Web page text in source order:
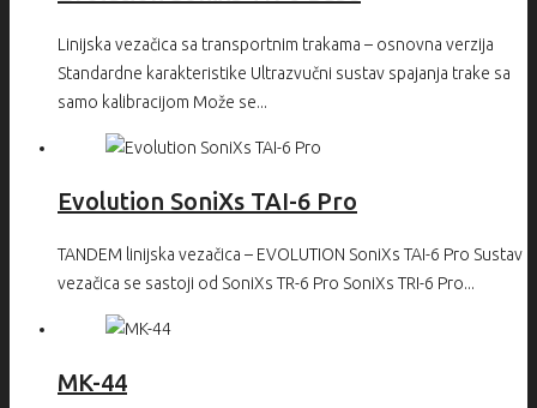
Linijska vezačica sa transportnim trakama – osnovna verzija
Standardne karakteristike Ultrazvučni sustav spajanja trake sa
samo kalibracijom Može se...
Evolution SoniXs TAI-6 Pro
TANDEM linijska vezačica – EVOLUTION SoniXs TAI-6 Pro Sustav
vezačica se sastoji od SoniXs TR-6 Pro SoniXs TRI-6 Pro...
MK-44